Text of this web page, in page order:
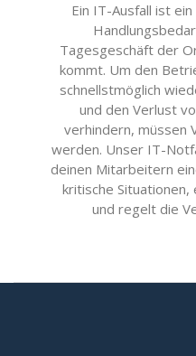
Ein IT-Ausfall ist
Tagesgeschäft der
kommt. Um den
schnellstmöglich
und den Verlust
verhindern, müssen
werden. Unser IT-
deinen Mitarbeitern
kritische
und regelt die